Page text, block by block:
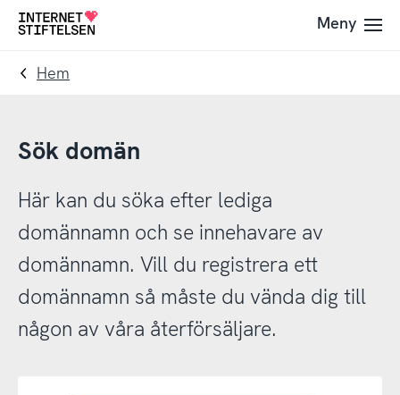
Till
navigering
Till
innehåll
Till
Meny
Hem
Sök domän
Här kan du söka efter lediga
domännamn och se innehavare av
domännamn. Vill du registrera ett
domännamn så måste du vända dig till
någon av våra återförsäljare.